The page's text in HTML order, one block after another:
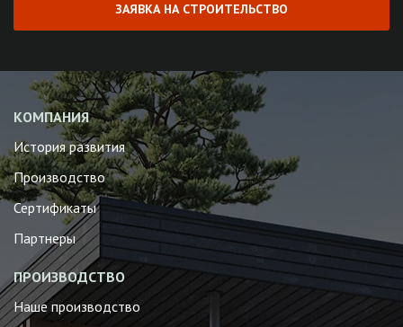
ЗАЯВКА НА СТРОИТЕЛЬСТВО
КОМПАНИЯ
История развития
Производство
Сертификаты
Партнеры
ПРОИЗВОДСТВО
Наше производство